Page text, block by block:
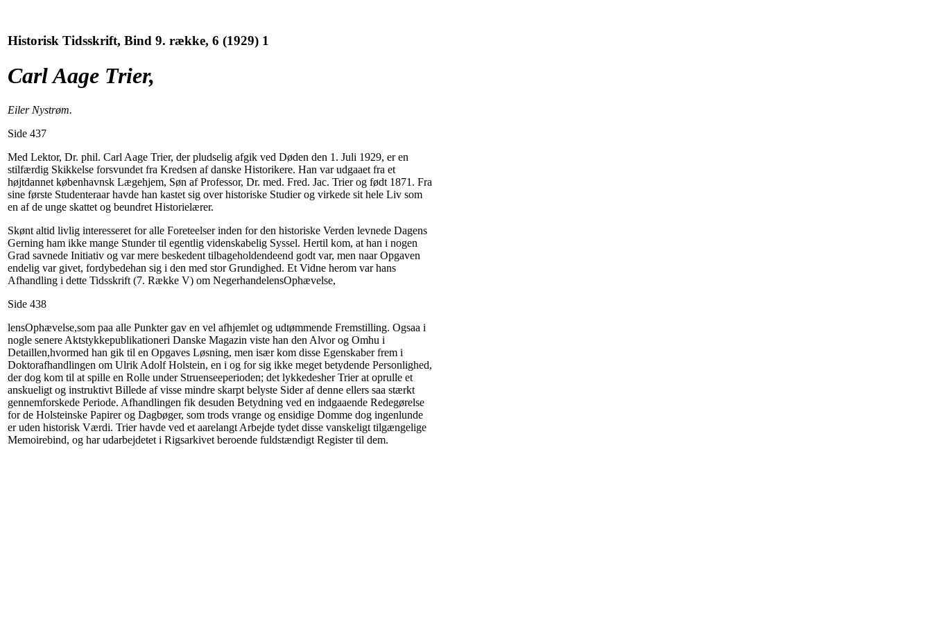
Historisk Tidsskrift, Bind 9. række, 6 (1929) 1
Carl Aage Trier,
Eiler Nystrøm.
Side 437
Med Lektor, Dr. phil. Carl Aage Trier, der pludselig afgik ved Døden den 1. Juli 1929, er en
stilfærdig Skikkelse forsvundet fra Kredsen af danske Historikere. Han var udgaaet fra et
højtdannet københavnsk Lægehjem, Søn af Professor, Dr. med. Fred. Jac. Trier og født 1871. Fra
sine første Studenteraar havde han kastet sig over historiske Studier og virkede sit hele Liv som
en af de unge skattet og beundret Historielærer.
Skønt altid livlig interesseret for alle Foreteelser inden for den historiske Verden levnede Dagens
Gerning ham ikke mange Stunder til egentlig videnskabelig Syssel. Hertil kom, at han i nogen
Grad savnede Initiativ og var mere beskedent tilbageholdendeend godt var, men naar Opgaven
endelig var givet, fordybedehan sig i den med stor Grundighed. Et Vidne herom var hans
Afhandling i dette Tidsskrift (7. Række V) om NegerhandelensOphævelse,
Side 438
lensOphævelse,som paa alle Punkter gav en vel afhjemlet og udtømmende Fremstilling. Ogsaa i
nogle senere Aktstykkepublikationeri Danske Magazin viste han den Alvor og Omhu i
Detaillen,hvormed han gik til en Opgaves Løsning, men især kom disse Egenskaber frem i
Doktorafhandlingen om Ulrik Adolf Holstein, en i og for sig ikke meget betydende Personlighed,
der dog kom til at spille en Rolle under Struenseeperioden; det lykkedesher Trier at oprulle et
anskueligt og instruktivt Billede af visse mindre skarpt belyste Sider af denne ellers saa stærkt
gennemforskede Periode. Afhandlingen fik desuden Betydning ved en indgaaende Redegørelse
for de Holsteinske Papirer og Dagbøger, som trods vrange og ensidige Domme dog ingenlunde
er uden historisk Værdi. Trier havde ved et aarelangt Arbejde tydet disse vanskeligt tilgængelige
Memoirebind, og har udarbejdetet i Rigsarkivet beroende fuldstændigt Register til dem.